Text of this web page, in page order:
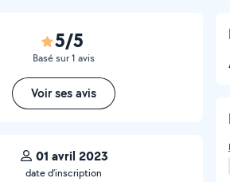
5/5
Basé sur 1 avis
Voir ses avis
01 avril 2023
date d’inscription